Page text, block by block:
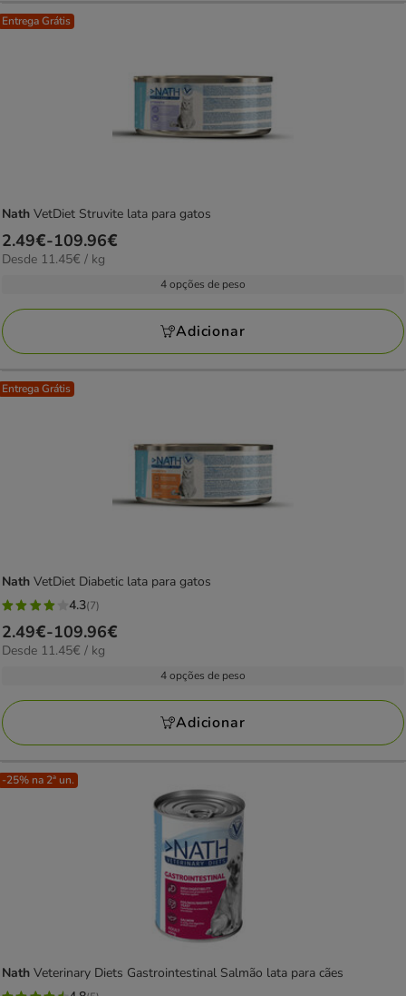
Entrega Grátis
Nath VetDiet Struvite lata para gatos
Preço
de
109.96€
2.49€-109.96€
11.45€
Desde 11.45€ / kg
4 opções de peso
Adicionar
Entrega Grátis
Nath VetDiet Diabetic lata para gatos
4.3
estrelas
com
avaliações
4.3(7)
Preço
de
109.96€
2.49€-109.96€
11.45€
Desde 11.45€ / kg
4 opções de peso
Adicionar
-25% na 2ª un.
Nath Veterinary Diets Gastrointestinal Salmão lata para cães